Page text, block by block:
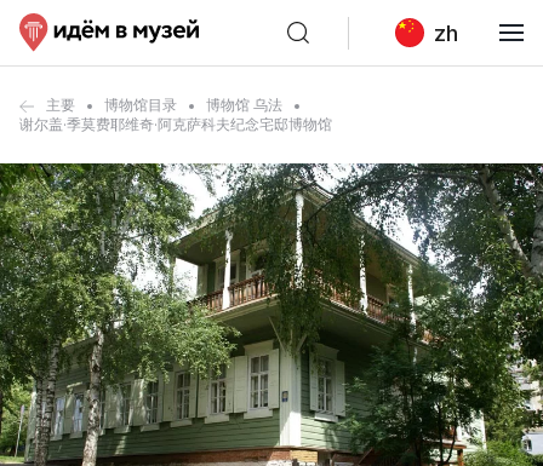
zh
主要 博物馆目录
博物馆 乌法
谢尔盖·季莫费耶维奇·阿克萨科夫纪念宅邸博物馆